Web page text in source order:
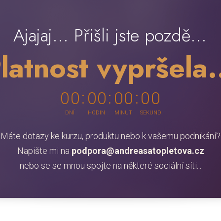
Ajajaj... Přišli jste pozdě...
00
DNÍ
00
HODIN
00
MINUT
00
SEKUND
Máte dotazy ke kurzu, produktu nebo k vašemu podnikání?
Napište mi na podpora@andreasatopletova.cz
nebo se se mnou spojte na některé sociální síti...